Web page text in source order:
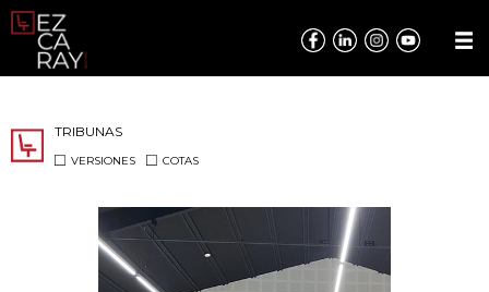
TRIBUNAS
VERSIONES COTAS